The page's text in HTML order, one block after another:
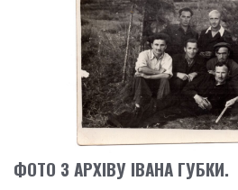
ФОТО З АРХІВУ ІВАНА ГУБКИ.